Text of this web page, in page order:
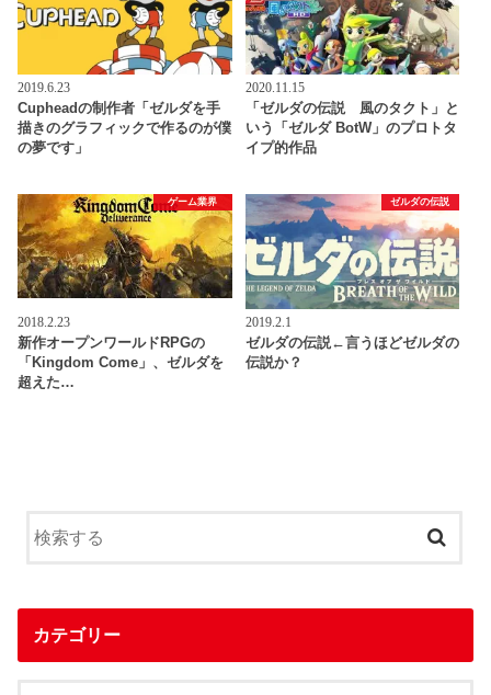
2019.6.23
Cupheadの制作者「ゼルダを手
描きのグラフィックで作るのが僕
の夢です」
2020.11.15
「ゼルダの伝説 風のタクト」と
いう「ゼルダ BotW」のプロトタ
イプ的作品
ゲーム業界
2018.2.23
新作オープンワールドRPGの
「Kingdom Come」、ゼルダを
超えた…
ゼルダの伝説
2019.2.1
ゼルダの伝説←言うほどゼルダの
伝説か？
カテゴリー